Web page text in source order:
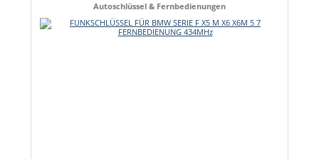
Autoschlüssel & Fernbedienungen